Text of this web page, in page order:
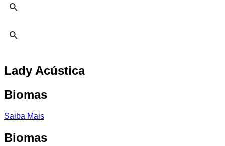
Lady Acústica
Biomas
Saiba Mais
Biomas